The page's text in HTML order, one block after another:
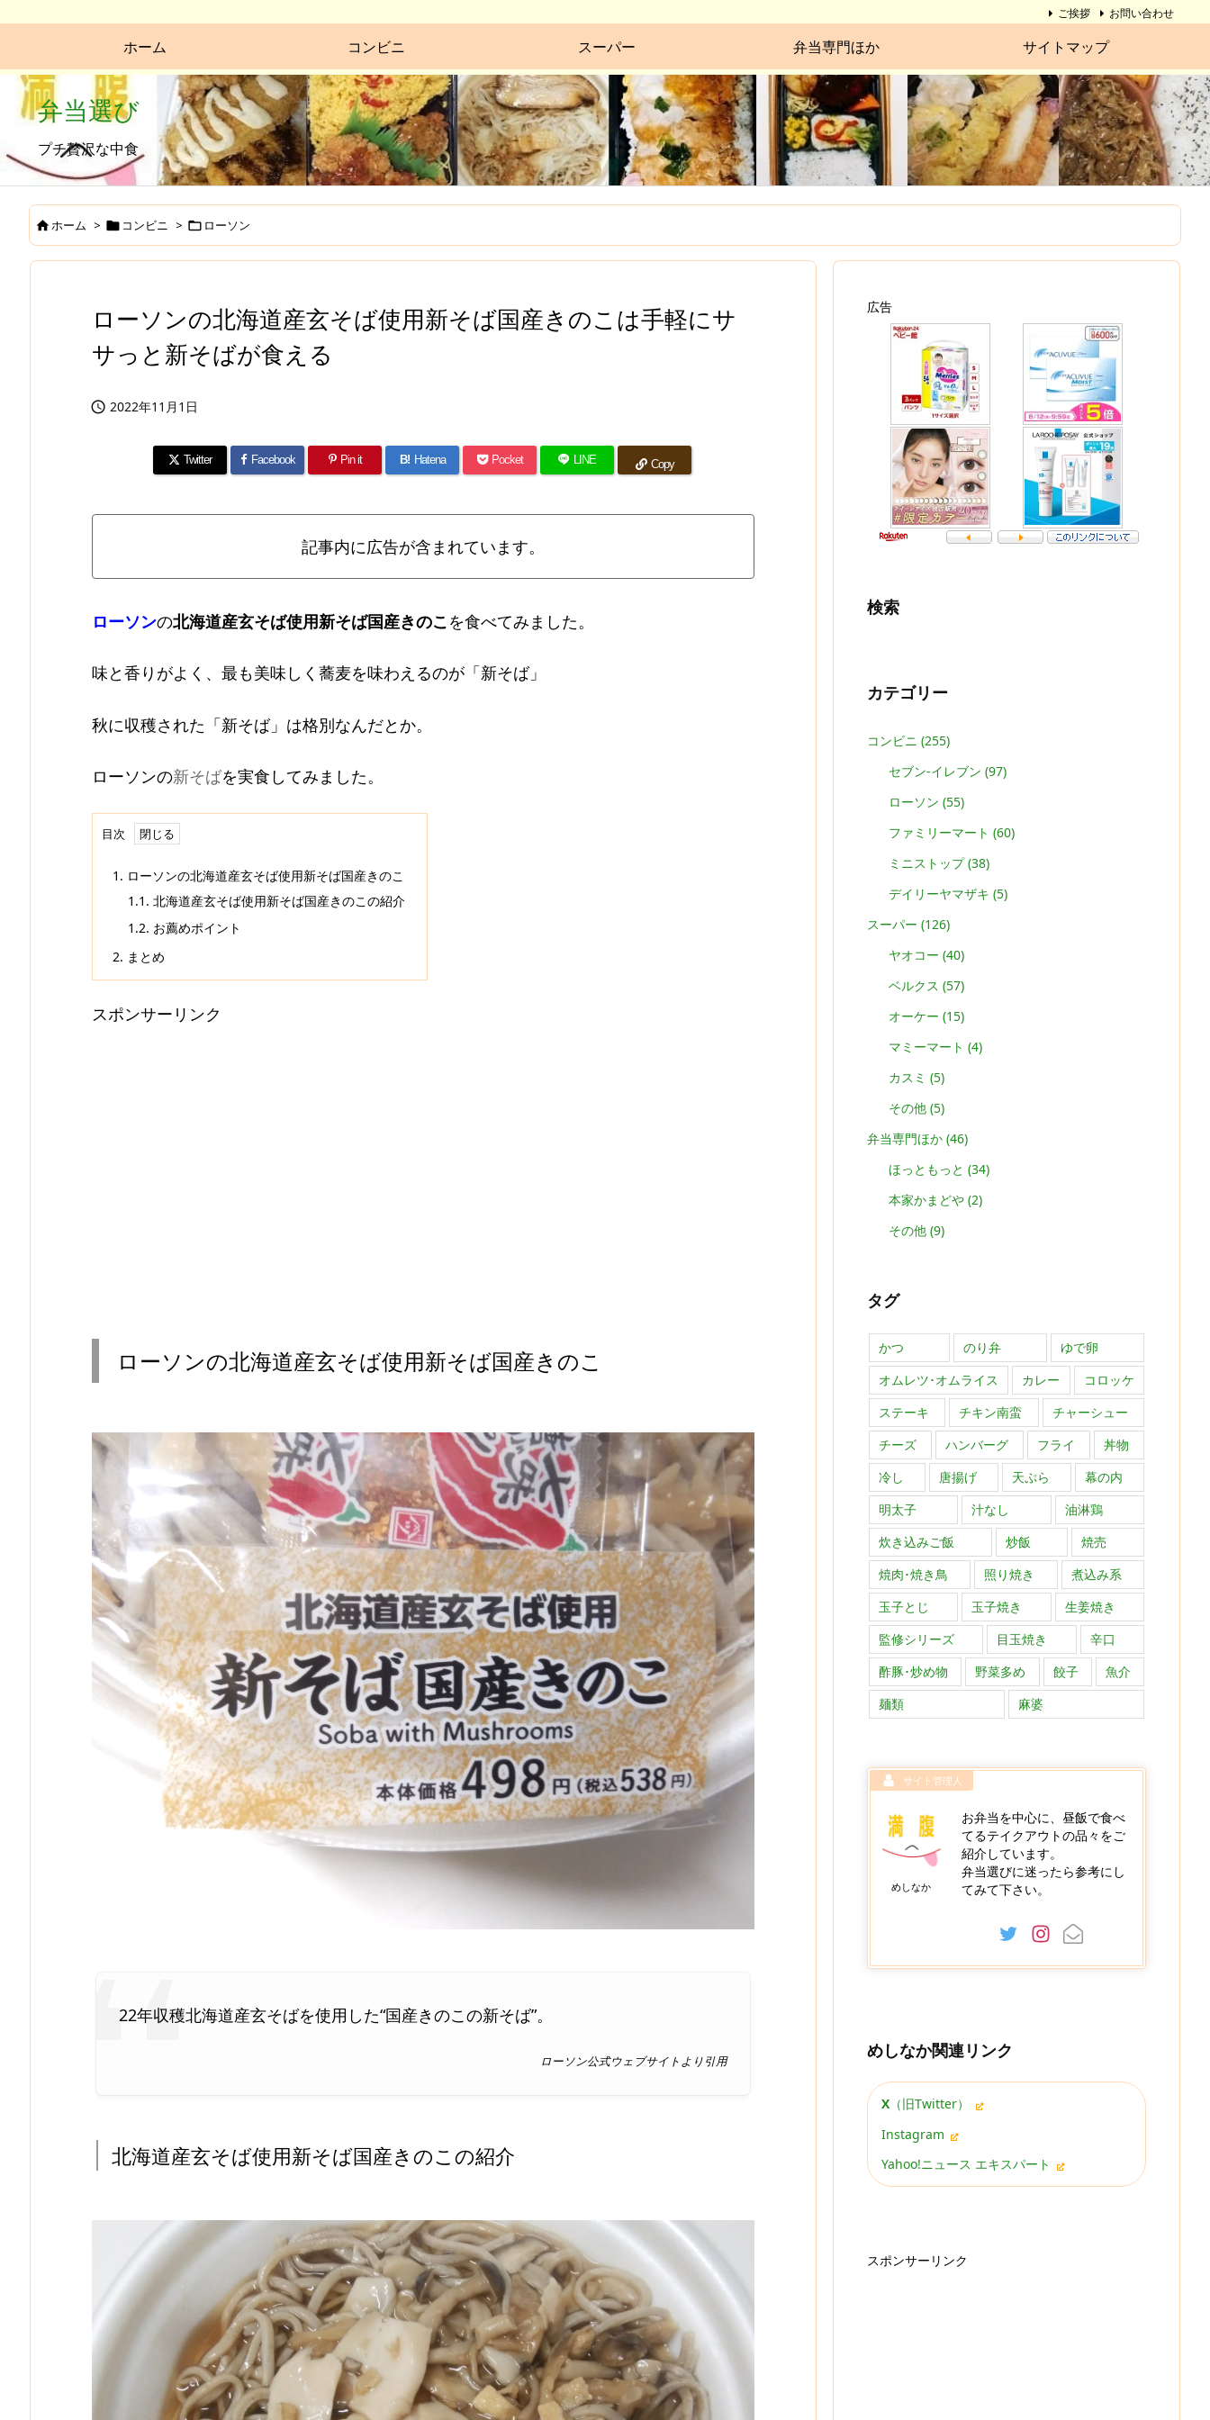
ホーム コンビニ スーパー 弁当専門ほか サイトマップ
ご挨拶 お問い合わせ
弁当選び
プチ贅沢な中食
ホーム >  コンビニ >  ローソン
ローソンの北海道産玄そば使用新そば国産きのこは手軽にサ
サっと新そばが食える
 2022年11月1日
Twitter Facebook Pin it B! Hatena Pocket LINE Copy
記事内に広告が含まれています。
ローソンの北海道産玄そば使用新そば国産きのこを食べてみました。
味と香りがよく、最も美味しく蕎麦を味わえるのが「新そば」
秋に収穫された「新そば」は格別なんだとか。
ローソンの新そばを実食してみました。
目次
1. ローソンの北海道産玄そば使用新そば国産きのこ
1.1. 北海道産玄そば使用新そば国産きのこの紹介
1.2. お薦めポイント
2. まとめ
スポンサーリンク
ローソンの北海道産玄そば使用新そば国産きのこ
22年収穫北海道産玄そばを使用した“国産きのこの新そば”。
ローソン公式ウェブサイトより引用
北海道産玄そば使用新そば国産きのこの紹介
広告
検索
カテゴリー
コンビニ (255)
セブン-イレブン(97)
ローソン(55)
ファミリーマート(60)
ミニストップ(38)
デイリーヤマザキ(5)
スーパー (126)
ヤオコー(40)
ベルクス(57)
オーケー(15)
マミーマート(4)
カスミ(5)
その他(5)
弁当専門ほか (46)
ほっともっと(34)
本家かまどや(2)
その他(9)
タグ
かつ のり弁
ゆで卵
オムレツ･オムライス
カレー
コロッケ
ステーキ
チキン南蛮
チャーシュー
チーズ
ハンバーグ フライ
丼物
冷し
唐揚げ 天ぷら
幕の内
明太子
汁なし
油淋鶏
炊き込みご飯
炒飯
焼売
焼肉･焼き鳥
照り焼き
煮込み系
玉子とじ
玉子焼き
生姜焼き
監修シリーズ
目玉焼き
辛口
酢豚･炒め物
野菜多め 餃子
魚介
麺類
麻婆
サイト管理人
めしなか
お弁当を中心に、昼飯で食べ
てるテイクアウトの品々をご
紹介しています。
弁当選びに迷ったら参考にし
てみて下さい。
めしなか関連リンク
X （旧Twitter）
Instagram
Yahoo!ニュース エキスパート
スポンサーリンク